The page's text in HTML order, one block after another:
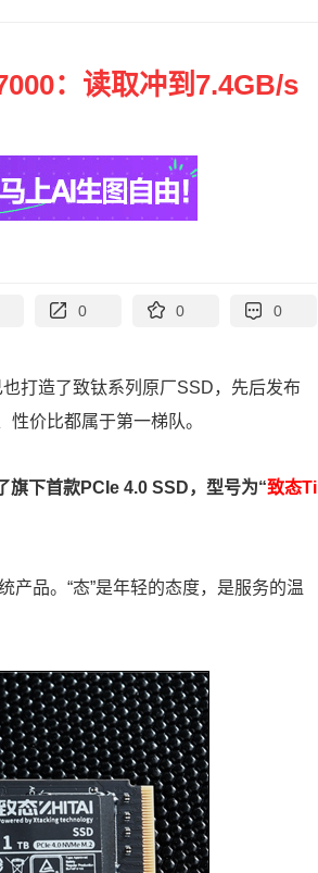
：读取冲到7.4GB/s
0 0 0
打造了致钛系列原厂SSD，先后发布
价比都属于第一梯队。
旗下首款PCIe 4.0 SSD，型号为“致态Ti
产品。“态”是年轻的态度，是服务的温